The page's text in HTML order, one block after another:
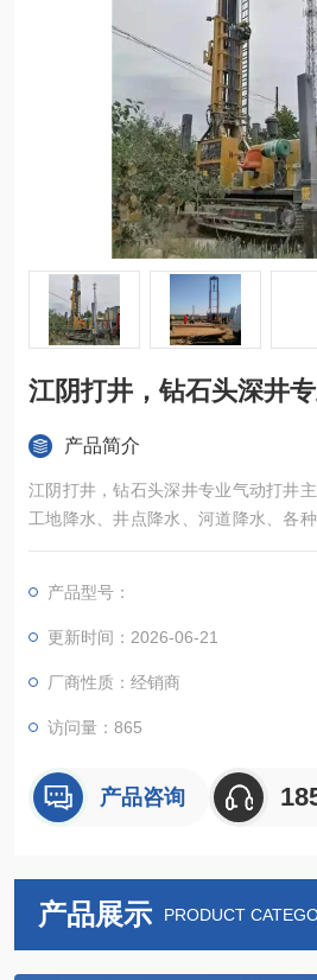
江阴打井，钻石头深井
产品简介
江阴打井，钻石头深井专业气动打井
工地降水、井点降水、河道降水、各
井、各种工厂、公司、集团、深井用
桩、路基打桩、桥梁打桩、各种大小
井、岩石井各种工厂、家庭、林业、
产品型号：
更新时间：2026-06-21
厂商性质：经销商
访问量：865
产品咨询
产品展示 PRODUCT